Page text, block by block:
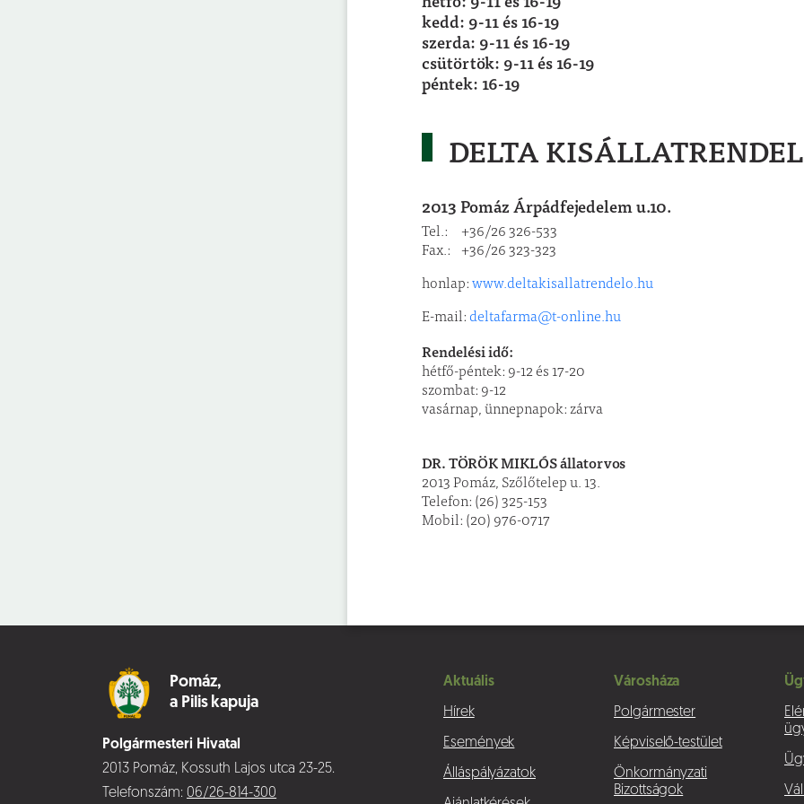
kedd: 9-11 és 16-19
szerda: 9-11 és 16-19
csütörtök: 9-11 és 16-19
péntek: 16-19
DELTA
2013 Pomáz Árpádfejedelem u.10.
Tel.: +36/26 326-533
Fax.: +36/26 323-323
honlap:www.deltakisallatrendelo.hu
E-mail:deltafarma@t-online.hu
Rendelési idő:
hétfő-péntek: 9-12 és 17-20
szombat: 9-12
vasárnap, ünnepnapok: zárva
DR. TÖRÖK MIKLÓS állatorvos
2013 Pomáz, Szőlőtelep u. 13.
Telefon: (26) 325-153
Mobil: (20) 976-0717
Pomáz,
a Pilis kapuja
Polgármesteri Hivatal
2013 Pomáz, Kossuth Lajos utca 23-25.
Telefonszám: 06/26-814-300
Aktuális
Hírek
Események
Álláspályázatok
Városháza
Polgármester
Képviselő-testület
Önkormányzati
Bizottságok